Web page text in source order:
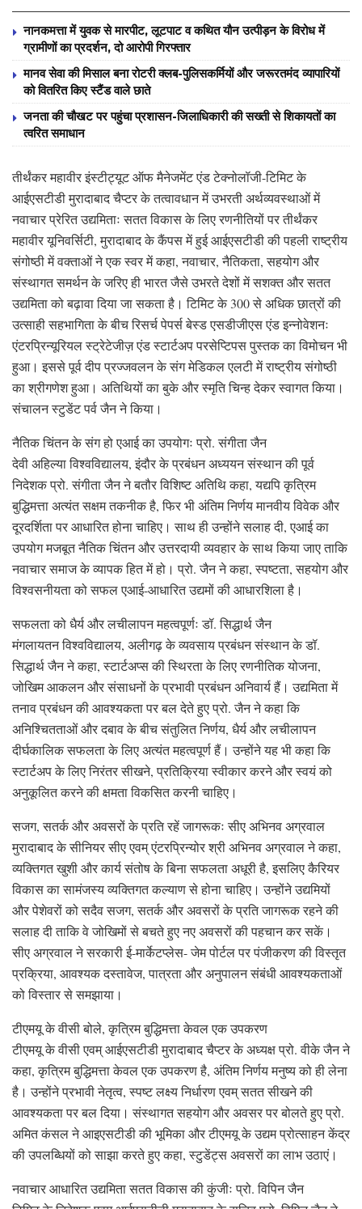
नानकमत्ता में युवक से मारपीट, लूटपाट व कथित यौन उत्पीड़न के विरोध में
ग्रामीणों का प्रदर्शन, दो आरोपी गिरफ्तार
मानव सेवा की मिसाल बना रोटरी क्लब-पुलिसकर्मियों और जरूरतमंद व्यापारियों
को वितरित किए स्टैंड वाले छाते
जनता की चौखट पर पहुंचा प्रशासन-जिलाधिकारी की सख्ती से शिकायतों का
त्वरित समाधान
तीर्थंकर महावीर इंस्टीट्यूट ऑफ मैनेजमेंट एंड टेक्नोलॉजी-टिमिट के
आईएसटीडी मुरादाबाद चैप्टर के तत्वावधान में उभरती अर्थव्यवस्थाओं में
नवाचार प्रेरित उद्यमिताः सतत विकास के लिए रणनीतियों पर तीर्थंकर
महावीर यूनिवर्सिटी, मुरादाबाद के कैंपस में हुई आईएसटीडी की पहली राष्ट्रीय
संगोष्ठी में वक्ताओं ने एक स्वर में कहा, नवाचार, नैतिकता, सहयोग और
संस्थागत समर्थन के जरिए ही भारत जैसे उभरते देशों में सशक्त और सतत
उद्यमिता को बढ़ावा दिया जा सकता है। टिमिट के 300 से अधिक छात्रों की
उत्साही सहभागिता के बीच रिसर्च पेपर्स बेस्ड एसडीजीएस एंड इन्नोवेशनः
एंटरप्रिन्यूरियल स्ट्रेटेजीज़ एंड स्टार्टअप परसेप्टिपस पुस्तक का विमोचन भी
हुआ। इससे पूर्व दीप प्रज्जवलन के संग मेडिकल एलटी में राष्ट्रीय संगोष्ठी
का श्रीगणेश हुआ। अतिथियों का बुके और स्मृति चिन्ह देकर स्वागत किया।
संचालन स्टुडेंट पर्व जैन ने किया।
नैतिक चिंतन के संग हो एआई का उपयोगः प्रो. संगीता जैन
देवी अहिल्या विश्वविद्यालय, इंदौर के प्रबंधन अध्ययन संस्थान की पूर्व
निदेशक प्रो. संगीता जैन ने बतौर विशिष्ट अतिथि कहा, यद्यपि कृत्रिम
बुद्धिमत्ता अत्यंत सक्षम तकनीक है, फिर भी अंतिम निर्णय मानवीय विवेक और
दूरदर्शिता पर आधारित होना चाहिए। साथ ही उन्होंने सलाह दी, एआई का
उपयोग मजबूत नैतिक चिंतन और उत्तरदायी व्यवहार के साथ किया जाए ताकि
नवाचार समाज के व्यापक हित में हो। प्रो. जैन ने कहा, स्पष्टता, सहयोग और
विश्वसनीयता को सफल एआई-आधारित उद्यमों की आधारशिला है।
सफलता को धैर्य और लचीलापन महत्वपूर्णः डॉ. सिद्धार्थ जैन
मंगलायतन विश्वविद्यालय, अलीगढ़ के व्यवसाय प्रबंधन संस्थान के डॉ.
सिद्धार्थ जैन ने कहा, स्टार्टअप्स की स्थिरता के लिए रणनीतिक योजना,
जोखिम आकलन और संसाधनों के प्रभावी प्रबंधन अनिवार्य हैं। उद्यमिता में
तनाव प्रबंधन की आवश्यकता पर बल देते हुए प्रो. जैन ने कहा कि
अनिश्चितताओं और दबाव के बीच संतुलित निर्णय, धैर्य और लचीलापन
दीर्घकालिक सफलता के लिए अत्यंत महत्वपूर्ण हैं। उन्होंने यह भी कहा कि
स्टार्टअप के लिए निरंतर सीखने, प्रतिक्रिया स्वीकार करने और स्वयं को
अनुकूलित करने की क्षमता विकसित करनी चाहिए।
सजग, सतर्क और अवसरों के प्रति रहें जागरूकः सीए अभिनव अग्रवाल
मुरादाबाद के सीनियर सीए एवम् एंटरप्रिन्योर श्री अभिनव अग्रवाल ने कहा,
व्यक्तिगत खुशी और कार्य संतोष के बिना सफलता अधूरी है, इसलिए कैरियर
विकास का सामंजस्य व्यक्तिगत कल्याण से होना चाहिए। उन्होंने उद्यमियों
और पेशेवरों को सदैव सजग, सतर्क और अवसरों के प्रति जागरूक रहने की
सलाह दी ताकि वे जोखिमों से बचते हुए नए अवसरों की पहचान कर सकें।
सीए अग्रवाल ने सरकारी ई-मार्केटप्लेस- जेम पोर्टल पर पंजीकरण की विस्तृत
प्रक्रिया, आवश्यक दस्तावेज, पात्रता और अनुपालन संबंधी आवश्यकताओं
को विस्तार से समझाया।
टीएमयू के वीसी बोले, कृत्रिम बुद्धिमत्ता केवल एक उपकरण
टीएमयू के वीसी एवम् आईएसटीडी मुरादाबाद चैप्टर के अध्यक्ष प्रो. वीके जैन ने
कहा, कृत्रिम बुद्धिमत्ता केवल एक उपकरण है, अंतिम निर्णय मनुष्य को ही लेना
है। उन्होंने प्रभावी नेतृत्व, स्पष्ट लक्ष्य निर्धारण एवम् सतत सीखने की
आवश्यकता पर बल दिया। संस्थागत सहयोग और अवसर पर बोलते हुए प्रो.
अमित कंसल ने आइएसटीडी की भूमिका और टीएमयू के उद्यम प्रोत्साहन केंद्र
की उपलब्धियों को साझा करते हुए कहा, स्टुडेंट्स अवसरों का लाभ उठाएं।
नवाचार आधारित उद्यमिता सतत विकास की कुंजीः प्रो. विपिन जैन